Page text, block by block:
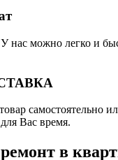
нас можно легко и
самостоятельно
Вас время.
в